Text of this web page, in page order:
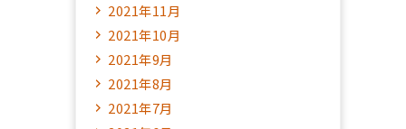
2021年11月
2021年10月
2021年9月
2021年8月
2021年7月